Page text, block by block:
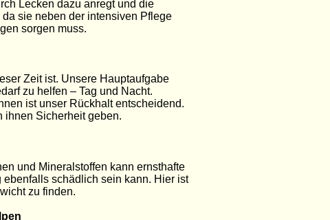
Lecken dazu anregt und die
sie neben der intensiven Pflege
sorgen muss.
Zeit ist. Unsere Hauptaufgabe
zu helfen – Tag und Nacht.
ist unser Rückhalt entscheidend.
ihnen Sicherheit geben.
und Mineralstoffen kann ernsthafte
schädlich sein kann. Hier ist
zu finden.